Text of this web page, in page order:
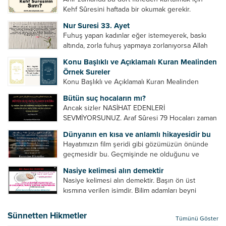
Kehf Sûresini haftada bir okumak gerekir.
din algısı, yanlış din öğreten hoca algısını yenmek
vb. Dini doğru...
Nur Suresi 33. Ayet
Fuhuş yapan kadınlar eğer istemeyerek, baskı
altında, zorla fuhuş yapmaya zorlanıyorsa Allah
cariyelerinizi dünya hayatının menfaatini elde
etmek için fuhuş yapmaya zorlamayın. Her...
Konu Başlıklı ve Açıklamalı Kuran Mealinden
Örnek Sureler
Konu Başlıklı ve Açıklamalı Kuran Mealinden
Bütün suç hocaların mı?
Ancak sizler NASİHAT EDENLERİ
SEVMİYORSUNUZ. Araf Sûresi 79 Hocaları zaman
geliştirmeleri hususunda bazen açık bazen gizli
tenkitlerde bulunmuşuzdur. Örneğin hocalarda
olması gereken hususları sıralar ve...
Dünyanın en kısa ve anlamlı hikayesidir bu
Hayatımızın film şeridi gibi gözümüzün önünde
geçmesidir bu. Geçmişinde ne olduğunu ve
âyetlere baksın. Hayatı özetler misin sorusuna
verilebilecek en kısa ve bir o...
Nasiye kelimesi alın demektir
Nasiye kelimesi alın demektir. Başın ön üst
kısmına verilen isimdir. Bilim adamları beyni
Beynin ön kısmında bulunan bölüme ön bellek
denir. Bu kısım insan vücudunda...
Sünnetten Hikmetler Tümünü Göster